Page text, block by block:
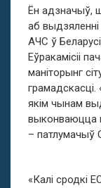
Ён адзначыў,
аб
АЧС ў
Еўракамісіі
маніторынг
якім чынам
выконваюцца
– патлумачыў
«Калі сродкі